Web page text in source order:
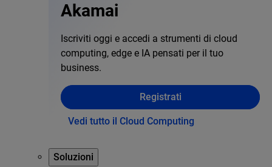
Akamai
Iscriviti oggi e accedi a strumenti di cloud
computing, edge e IA pensati per il tuo
business.
Registrati
Vedi tutto il Cloud Computing
Soluzioni